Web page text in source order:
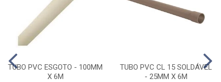
TUBO PVC ESGOTO - 100MM
X 6M
TUBO PVC CL 15 SOLDÁVEL
- 25MM X 6M